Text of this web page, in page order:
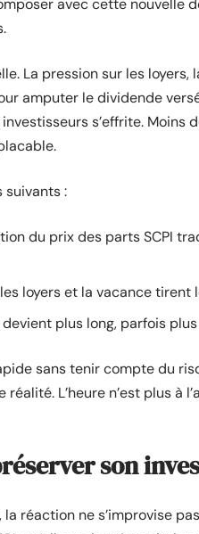
avec cette nouvelle
La pression sur les
amputer le dividende
s’effrite. Moins
suivants :
du prix des parts SCPI
loyers et la vacance tirent
plus long, parfois
sans tenir compte du
L’heure n’est plus à
son
réaction ne s’improvise